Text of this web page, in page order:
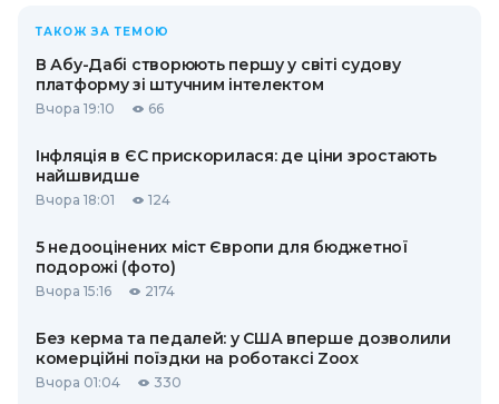
ТАКОЖ ЗА ТЕМОЮ
В Абу-Дабі створюють першу у світі судову
платформу зі штучним інтелектом
Вчора 19:10 66
Інфляція в ЄС прискорилася: де ціни зростають
найшвидше
Вчора 18:01 124
5 недооцінених міст Європи для бюджетної
подорожі (фото)
Вчора 15:16 2174
Без керма та педалей: у США вперше дозволили
комерційні поїздки на роботаксі Zoox
Вчора 01:04 330